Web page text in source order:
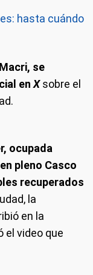
hasta cuándo
se
en Xsobre el
ocupada
pleno Casco
recuperados
la
en la
el video que